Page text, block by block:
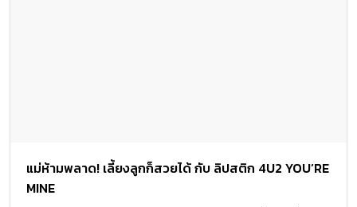
แม่ห้ามพลาด! เลี้ยงลูกก็สวยได้ กับ ลิปสติก 4U2 YOU’RE
MINE